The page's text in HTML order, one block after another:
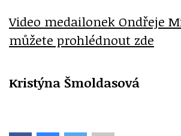
Video medailonek Ondřeje
můžete prohlédnout zde
Kristýna Šmoldasová